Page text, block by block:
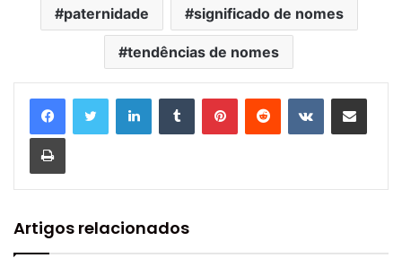
paternidade significado de nomes
tendências de nomes
Artigos relacionados